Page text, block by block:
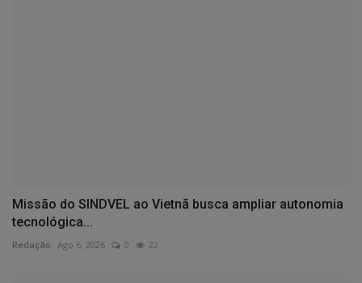
Missão do SINDVEL ao Vietnã busca ampliar autonomia
tecnológica...
Redação Ago 6, 2026 0 22